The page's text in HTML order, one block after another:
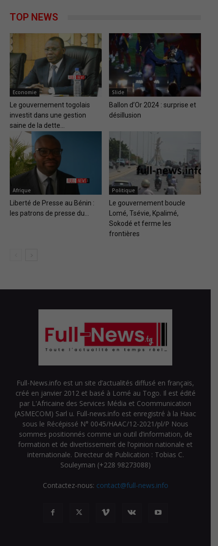
TOP NEWS
Economie
Le gouvernement togolais
investit dans une gestion
saine de la dette...
Slide
Ballon d’Or 2024 : surprise et
désillusion
Afrique
Liberté de Presse au Bénin :
les patrons de presse du...
Politique
Le gouvernement boucle
Lomé, Tsévie, Kpalimé,
Sokodé et ferme les
frontières
Full-News.info est un site d’actualités diffusé en français,
créé en janvier 2012 et basé à Lomé au Togo. Il est édité
par L'Africaine des Services Média et Coommunication
(ASMECOM) Sarl u. Full-news.info est enregistré à la Haac
sous le Récépissé N° 0045/HAAC/12-2021/pl/P Nous
sommes positionnés comme un outil d’information, de
formation et de divertissement de l’opinion nationale et
internationale. Directeur de Publication : Tobias C.
Souleyman (+228 98273088)
Contactez-nous: contact@full-news.info